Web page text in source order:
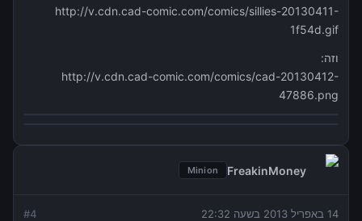
http://v.cdn.cad-comic.com/comics/sillies-20130411-
1f54d.gif
וזה:
http://v.cdn.cad-comic.com/comics/cad-20130412-
47886.png
FreakinMoney
Minion
14 באפריל 2013 בשעה 22:32 #4